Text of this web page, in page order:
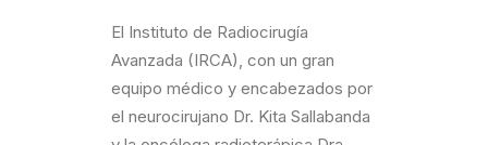
El Instituto de Radiocirugía
Avanzada (IRCA), con un gran
equipo médico y encabezados por
el neurocirujano Dr. Kita Sallabanda